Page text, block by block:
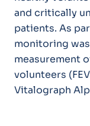
and critically
patients. As
monitoring
measurement
volunteers
Vitalograph